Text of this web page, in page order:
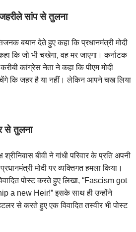
सांप से तुलना
बयान देते हुए कहा कि प्रधानमंत्री मोदी
कि जो भी चखेगा, वह मर जाएगा। कर्नाटक
कांग्रेस नेता ने कहा कि पीएम मोदी
कि जहर है या नहीं। लेकिन आपने चख लिया
से तुलना
बीवी ने गांधी परिवार के प्रति अपनी
मोदी पर व्यक्तिगत हमला किया।
पोस्ट करते हुए लिखा, “Fascism got
a new Heir!” इसके साथ ही उन्होंने
से करते हुए एक विवादित तस्वीर भी पोस्ट